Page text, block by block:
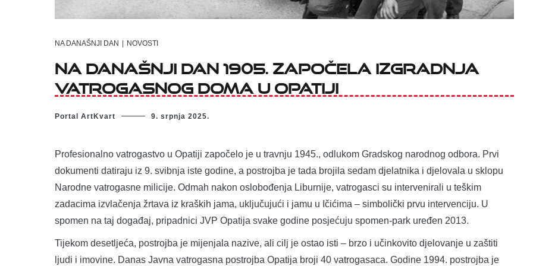
NA DANAŠNJI DAN NOVOSTI
Na današnji dan 1905. započela izgradnja
vatrogasnog doma u Opatiji
Portal ArtKvart 9. srpnja 2025.
Profesionalno vatrogastvo u Opatiji započelo je u travnju 1945., odlukom Gradskog narodnog odbora. Prvi
dokumenti datiraju iz 9. svibnja iste godine, a postrojba je tada brojila sedam djelatnika i djelovala u sklopu
Narodne vatrogasne milicije. Odmah nakon oslobođenja Liburnije, vatrogasci su intervenirali u teškim
zadacima izvlačenja žrtava iz kraških jama, uključujući i jamu u Ičićima – simbolički prvu intervenciju. U
spomen na taj događaj, pripadnici JVP Opatija svake godine posjećuju spomen-park uređen 2013.
Tijekom desetljeća, postrojba je mijenjala nazive, ali cilj je ostao isti – brzo i učinkovito djelovanje u zaštiti
ljudi i imovine. Danas Javna vatrogasna postrojba Opatija broji 40 vatrogasaca. Godine 1994. postrojba je